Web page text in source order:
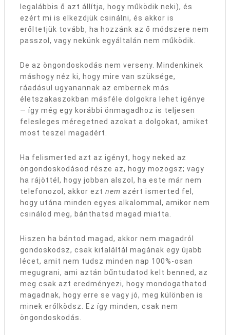
legalábbis ő azt állítja, hogy működik neki), és
ezért mi is elkezdjük csinálni, és akkor is
erőltetjük tovább, ha hozzánk az ő módszere nem
passzol, vagy nekünk egyáltalán nem működik.
De az öngondoskodás nem verseny. Mindenkinek
máshogy néz ki, hogy mire van szüksége,
ráadásul ugyanannak az embernek más
életszakaszokban másféle dolgokra lehet igénye
— így még egy korábbi önmagadhoz is teljesen
felesleges méregetned azokat a dolgokat, amiket
most teszel magadért.
Ha felismerted azt az igényt, hogy neked az
öngondoskodásod része az, hogy mozogsz; vagy
ha rájöttél, hogy jobban alszol, ha este már nem
telefonozol, akkor ezt nem azért ismerted fel,
hogy utána minden egyes alkalommal, amikor nem
csinálod meg, bánthatsd magad miatta.
Hiszen ha bántod magad, akkor nem magadról
gondoskodsz, csak kitaláltál magának egy újabb
lécet, amit nem tudsz minden nap 100%-osan
megugrani, ami aztán bűntudatod kelt benned, az
meg csak azt eredményezi, hogy mondogathatod
magadnak, hogy erre se vagy jó, meg különben is
minek erőlködsz. Ez így minden, csak nem
öngondoskodás.